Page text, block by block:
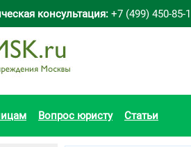
консультация: +7 (499) 450-85-
Вопрос юристу Статьи